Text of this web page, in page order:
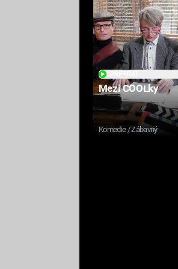
Mezi COOLky
Komedie / Zábavný